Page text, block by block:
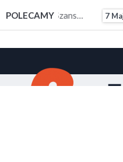
POLECAMY
Doświadczeniem Zawodowym 7 Maja 2016